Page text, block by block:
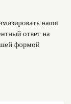
наши
ответ на
формой